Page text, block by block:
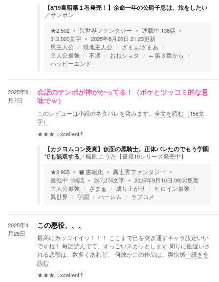
【8/19書籍第１巻発売！】余命一年の公爵子息は、旅をしたい
／サンボン
★2,502 異世界ファンタジー 連載中 138話
312,020文字 2025年8月26日 21:23更新
男主人公
現地主人公
ざまぁ/ざまあ
主人公最強
不遇 おねショタ
←第３章から
ハッピーエンド
2025年8
月7日
会話のテンポが神がかってる！（ボケとツッコミ的な意
味でｗ）
このレビューは小説のネタバレを含みます。 全文を読む（156文
字）
★★★ Excellent!!!
【カクヨムコン受賞】仮面の黒騎士。正体バレたのでもう学園
でも無双する ／楓原 こうた【書籍10シリーズ発売中】
★8,905 書籍化
異世界ファンタジー
連載中 106話 247,274文字 2025年9月10日 09:00更新
主人公最強
ざまぁ 成り上がり
ヒロイン最強
異世界
学園 ハーレム ラブコメ
2025年4
月28日
この悪役、、、
最高にカッコイイッ！！！ ここまで己を突き通すキャラ設定いい
ですね！ 毎話読んでて、すっごいスカッとします 周りに勘違いさ
れる悪役は、数多くあれど、 何故かこの作品は、爽快感…続きを
読む
★★★ Excellent!!!